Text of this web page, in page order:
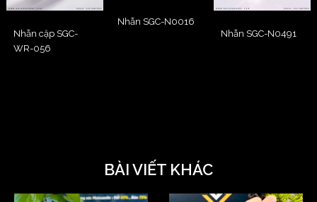
Nhẫn cặp SGC-
WR-056
Nhẫn SGC-N0016
Nhẫn SGC-N0491
BÀI VIẾT KHÁC